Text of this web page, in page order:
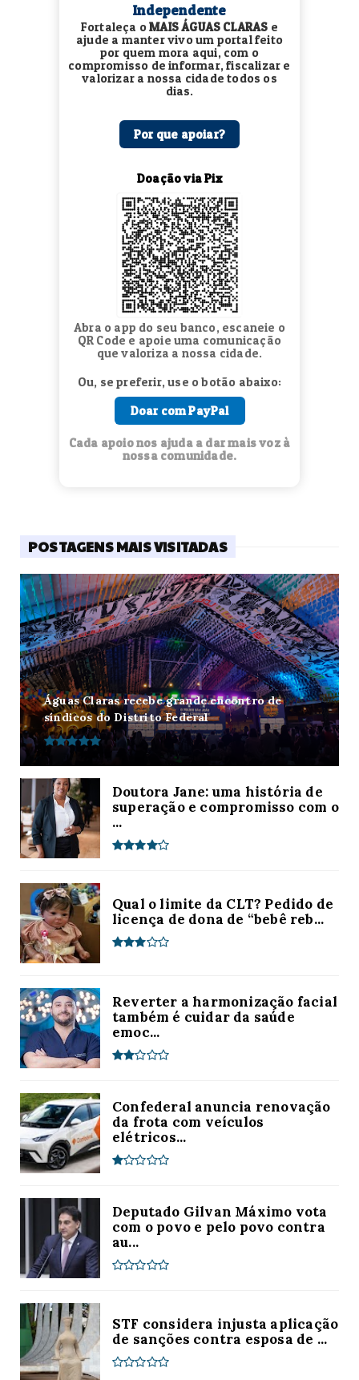
Independente
Fortaleça oMAIS ÁGUAS CLARAS e
ajude a manter vivo um portal feito
por quem mora aqui, com o
compromisso de informar, fiscalizar e
valorizar a nossa cidade todos os
dias.
Por que apoiar?
Doação via Pix
Abra o app do seu banco, escaneie o
QR Code e apoie uma comunicação
que valoriza a nossa cidade.
Ou, se preferir, use o botão abaixo:
Doar com PayPal
Cada apoio nos ajuda a dar mais voz à
nossa comunidade.
POSTAGENS MAIS VISITADAS
Águas Claras recebe grande encontro de
síndicos do Distrito Federal
Doutora Jane: uma história de
superação e compromisso com o
...
Qual o limite da CLT? Pedido de
licença de dona de “bebê reb...
Reverter a harmonização facial
também é cuidar da saúde
emoc...
Confederal anuncia renovação
da frota com veículos
elétricos...
Deputado Gilvan Máximo vota
com o povo e pelo povo contra
au...
STF considera injusta aplicação
de sanções contra esposa de ...